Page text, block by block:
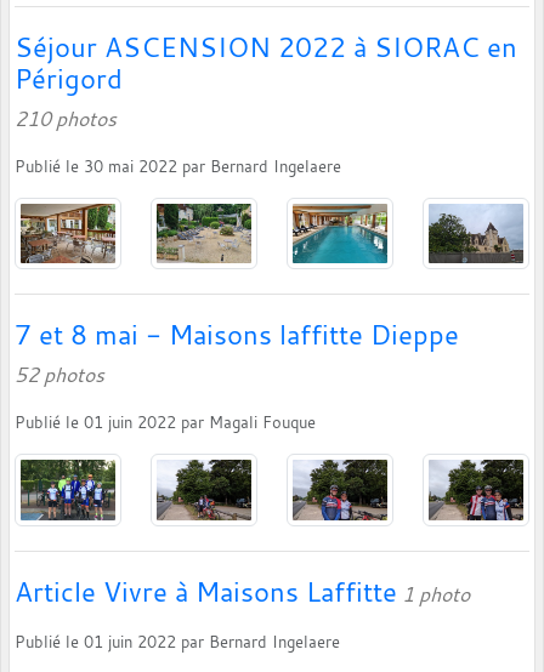
Séjour ASCENSION 2022 à SIORAC en
Périgord
210 photos
Publié le 30 mai 2022 par Bernard Ingelaere
7 et 8 mai - Maisons laffitte Dieppe
52 photos
Publié le 01 juin 2022 par Magali Fouque
Article Vivre à Maisons Laffitte 1 photo
Publié le 01 juin 2022 par Bernard Ingelaere